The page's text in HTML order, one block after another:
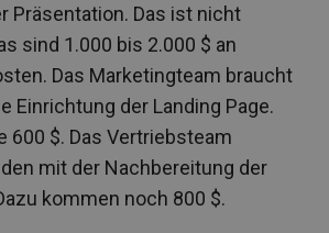
Präsentation. Das ist nicht
sind 1.000 bis 2.000 $ an
Das Marketingteam braucht
Einrichtung der Landing Page.
600 $. Das Vertriebsteam
mit der Nachbereitung der
kommen noch 800 $.